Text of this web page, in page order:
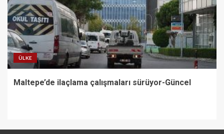
ÜLKE
Maltepe’de ilaçlama çalışmaları sürüyor-Güncel